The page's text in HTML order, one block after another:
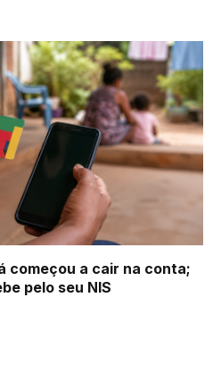
começou a cair na conta;
pelo seu NIS